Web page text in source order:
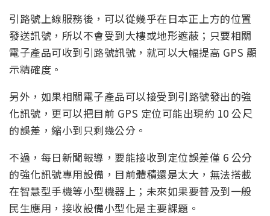
引路號上線服務後，可以從幾乎在日本正上方的位置
發送訊號，所以不會受到大樓或地形遮蔽；只要相關
電子產品可收到引路號訊號，就可以大幅提高 GPS 顯
示精確度。
另外，如果相關電子產品可以接受到引路號發出的強
化訊號，更可以把目前 GPS 定位可能出現約 10 公尺
的誤差，縮小到只剩幾公分。
不過，每日新聞報導，要能接收到定位誤差僅 6 公分
的強化訊號專用設備，目前體積還是太大，無法搭載
在智慧型手機等小型機器上；未來如果要普及到一般
民生應用，接收設備小型化是主要課題。